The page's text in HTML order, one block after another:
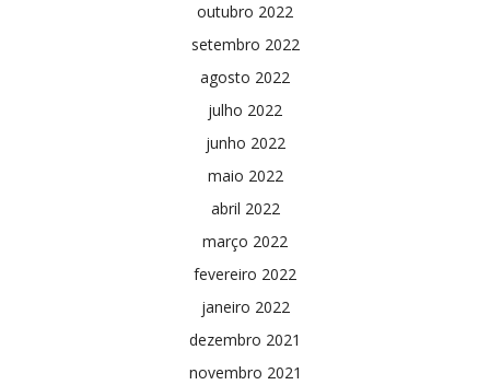
outubro 2022
setembro 2022
agosto 2022
julho 2022
junho 2022
maio 2022
abril 2022
março 2022
fevereiro 2022
janeiro 2022
dezembro 2021
novembro 2021